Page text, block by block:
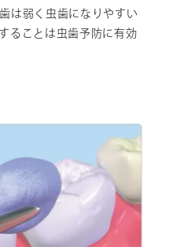
は弱く虫歯になりやすい
ることは虫歯予防に有効